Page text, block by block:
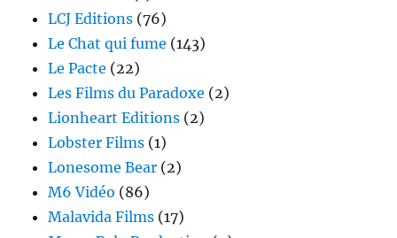
LCJ Editions (76)
Le Chat qui fume (143)
Le Pacte (22)
Les Films du Paradoxe (2)
Lionheart Editions (2)
Lobster Films (1)
Lonesome Bear (2)
M6 Vidéo (86)
Malavida Films (17)